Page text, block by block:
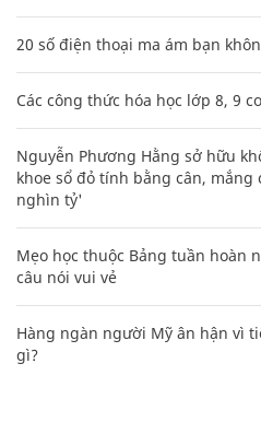
20 số điện thoại ma ám bạn
Các công thức hóa học lớp 8, 9
Nguyễn Phương Hằng sở hữu
khoe sổ đỏ tính bằng cân,
nghìn tỷ'
Mẹo học thuộc Bảng tuần hoàn
câu nói vui vẻ
Hàng ngàn người Mỹ ân hận vì
gì?